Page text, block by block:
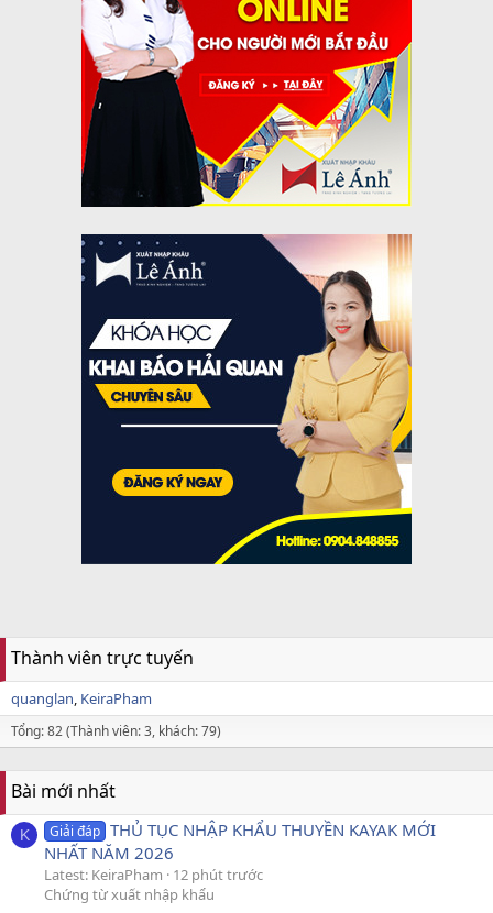
Thành viên trực tuyến
quanglan KeiraPham
Tổng: 82 (Thành viên: 3, khách: 79)
Bài mới nhất
K Giải đáp THỦ TỤC NHẬP KHẨU THUYỀN KAYAK MỚI
NHẤT NĂM 2026
Latest: KeiraPham
12 phút trước
Chứng từ xuất nhập khẩu